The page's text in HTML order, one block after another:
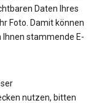
Daten Ihres
Foto. Damit können
stammende E-
nutzen, bitten